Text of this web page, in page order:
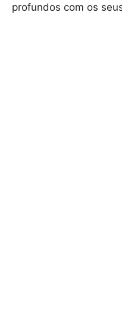
profundos com os